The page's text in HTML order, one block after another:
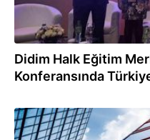
Didim Halk Eğitim
Konferansında
07.11.2023